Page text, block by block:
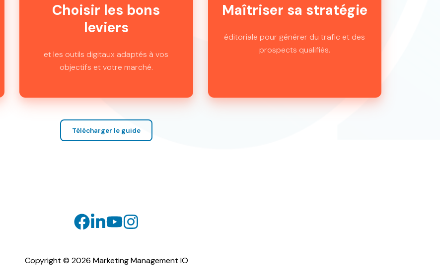
Choisir les bons
leviers
et les outils digitaux adaptés à vos
objectifs et votre marché.
Maîtriser sa stratégie
éditoriale pour générer du trafic et des
prospects qualifiés.
Télécharger le guide
Copyright © 2026 Marketing Management IO